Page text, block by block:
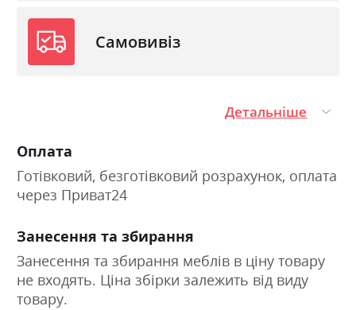
Самовивіз
Детальніше
Оплата
Готівковий, безготівковий розрахунок, оплата
через Приват24
Занесення та збирання
Занесення та збирання меблів в ціну товару
не входять. Ціна збірки залежить від виду
товару.